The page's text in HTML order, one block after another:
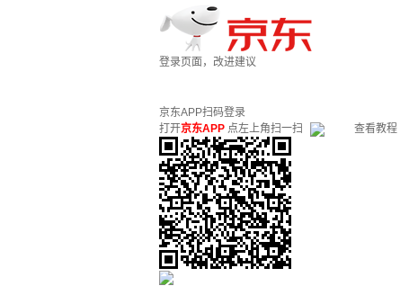
登录页面，改进建议
京东APP扫码登录
打开京东APP 点左上角扫一扫 查看教程